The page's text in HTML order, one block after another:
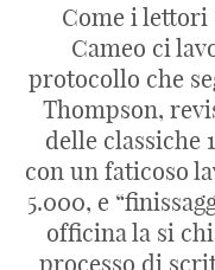
Come i lettori
Cameo ci
protocollo che
Thompson,
delle classiche
con un faticoso
5.000, e
officina la si
processo di